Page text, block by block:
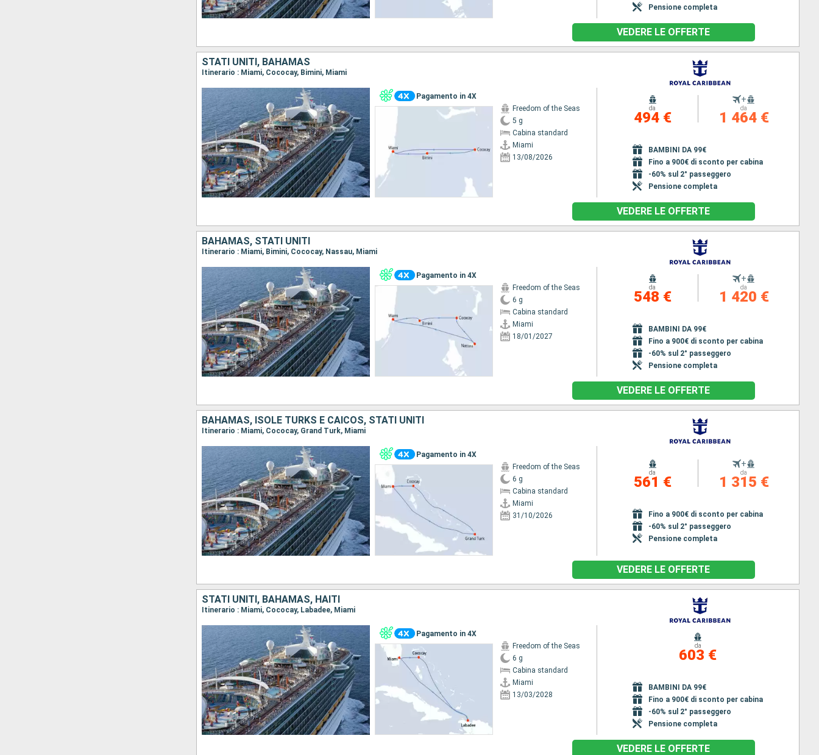
Pensione completa
VEDERE LE OFFERTE
STATI UNITI, BAHAMAS
Itinerario : Miami, Cococay, Bimini, Miami
Pagamento in 4X
Freedom of the Seas
5 g
Cabina standard
Miami
13/08/2026
da
494 €
+
da
1 464 €
BAMBINI DA 99€
Fino a 900€ di sconto per cabina
-60% sul 2° passeggero
Pensione completa
VEDERE LE OFFERTE
BAHAMAS, STATI UNITI
Itinerario : Miami, Bimini, Cococay, Nassau, Miami
Pagamento in 4X
Freedom of the Seas
6 g
Cabina standard
Miami
18/01/2027
da
548 €
+
da
1 420 €
BAMBINI DA 99€
Fino a 900€ di sconto per cabina
-60% sul 2° passeggero
Pensione completa
VEDERE LE OFFERTE
BAHAMAS, ISOLE TURKS E CAICOS, STATI UNITI
Itinerario : Miami, Cococay, Grand Turk, Miami
Pagamento in 4X
Freedom of the Seas
6 g
Cabina standard
Miami
31/10/2026
da
561 €
+
da
1 315 €
Fino a 900€ di sconto per cabina
-60% sul 2° passeggero
Pensione completa
VEDERE LE OFFERTE
STATI UNITI, BAHAMAS, HAITI
Itinerario : Miami, Cococay, Labadee, Miami
Pagamento in 4X
Freedom of the Seas
6 g
Cabina standard
Miami
13/03/2028
da
603 €
BAMBINI DA 99€
Fino a 900€ di sconto per cabina
-60% sul 2° passeggero
Pensione completa
VEDERE LE OFFERTE